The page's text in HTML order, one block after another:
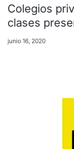
Colegios
clases
junio 16, 2020